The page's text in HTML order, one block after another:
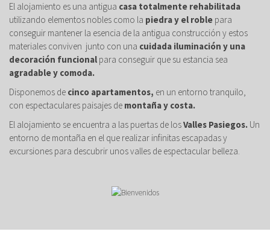
El alojamiento es una antigua casa totalmente rehabilitada
utilizando elementos nobles como la piedra y el roble para
conseguir mantener la esencia de la antigua construcción y estos
materiales conviven junto con una cuidada iluminación y una
decoración funcional para conseguir que su estancia sea
agradable y comoda.
Disponemos de cinco apartamentos, en un entorno tranquilo,
con espectaculares paisajes de montaña y costa.
El alojamiento se encuentra a las puertas de losValles Pasiegos. Un
entorno de montaña en el que realizar infinitas escapadas y
excursiones para descubrir unos valles de espectacular belleza.